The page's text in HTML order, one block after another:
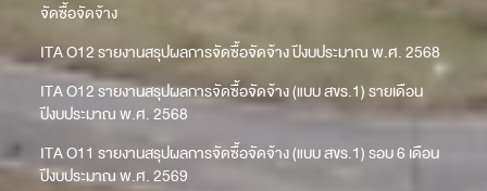
จัดซื้อจัดจ้าง
ITA O12 รายงานสรุปผลการจัดซื้อจัดจ้าง ปีงบประมาณ พ.ศ. 2568
ITA O12 รายงานสรุปผลการจัดซื้อจัดจ้าง (แบบ สขร.1) รายเดือน
ปีงบประมาณ พ.ศ. 2568
ITA O11 รายงานสรุปผลการจัดซื้อจัดจ้าง (แบบ สขร.1) รอบ 6 เดือน
ปีงบประมาณ พ.ศ. 2569